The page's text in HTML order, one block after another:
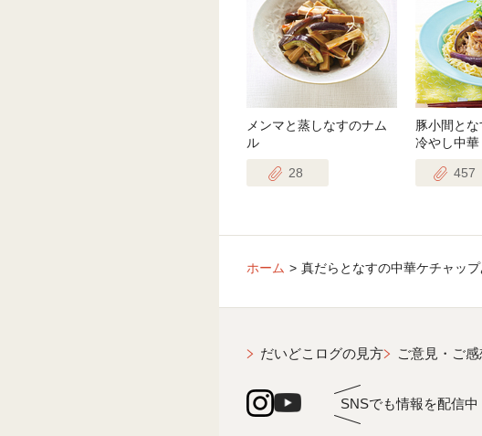
メンマと蒸しなすのナム
ル
28
豚小間と
冷やし中華
457
ホーム 真だらとなすの中華ケチャッ
だいどこログの見方 ご意見・ご感
SNSでも情報を配信中